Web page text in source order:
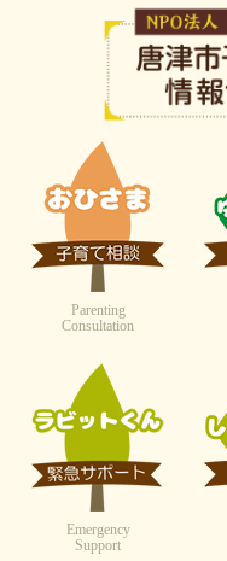
Parenting
Consultation
Emergency
Support